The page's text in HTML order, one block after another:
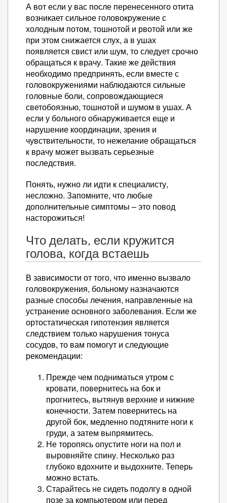
А вот если у вас после перенесенного отита
возникает сильное головокружение с
холодным потом, тошнотой и рвотой или же
при этом снижается слух, а в ушах
появляется свист или шум, то следует срочно
обращаться к врачу. Такие же действия
необходимо предпринять, если вместе с
головокружениями наблюдаются сильные
головные боли, сопровождающиеся
светобоязнью, тошнотой и шумом в ушах. А
если у больного обнаруживается еще и
нарушение координации, зрения и
чувствительности, то нежелание обращаться
к врачу может вызвать серьезные
последствия.
Понять, нужно ли идти к специалисту,
несложно. Запомните, что любые
дополнительные симптомы – это повод
насторожиться!
Что делать, если кружится
голова, когда встаешь
В зависимости от того, что именно вызвало
головокружения, больному назначаются
разные способы лечения, направленные на
устранение основного заболевания. Если же
ортостатическая гипотензия является
следствием только нарушения тонуса
сосудов, то вам помогут и следующие
рекомендации:
Прежде чем подниматься утром с
кровати, повернитесь на бок и
прогнитесь, вытянув верхние и нижние
конечности. Затем повернитесь на
другой бок, медленно подтяните ноги к
груди, а затем выпрямитесь.
Не торопясь опустите ноги на пол и
выровняйте спину. Несколько раз
глубоко вдохните и выдохните. Теперь
можно встать.
Старайтесь не сидеть подолгу в одной
позе за компьютером или перед